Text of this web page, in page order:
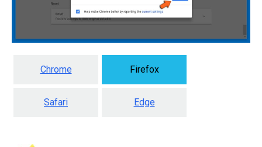
Chrome Firefox
Safari Edge